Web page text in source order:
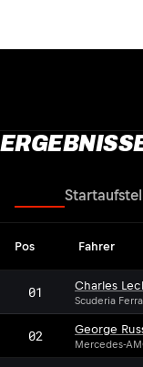
Pos Fahrer
01 Charles
Scuderia
02 George
Mercedes-